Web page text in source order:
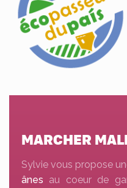
MARCHER
Sylvie vous propose
ânes au coeur de